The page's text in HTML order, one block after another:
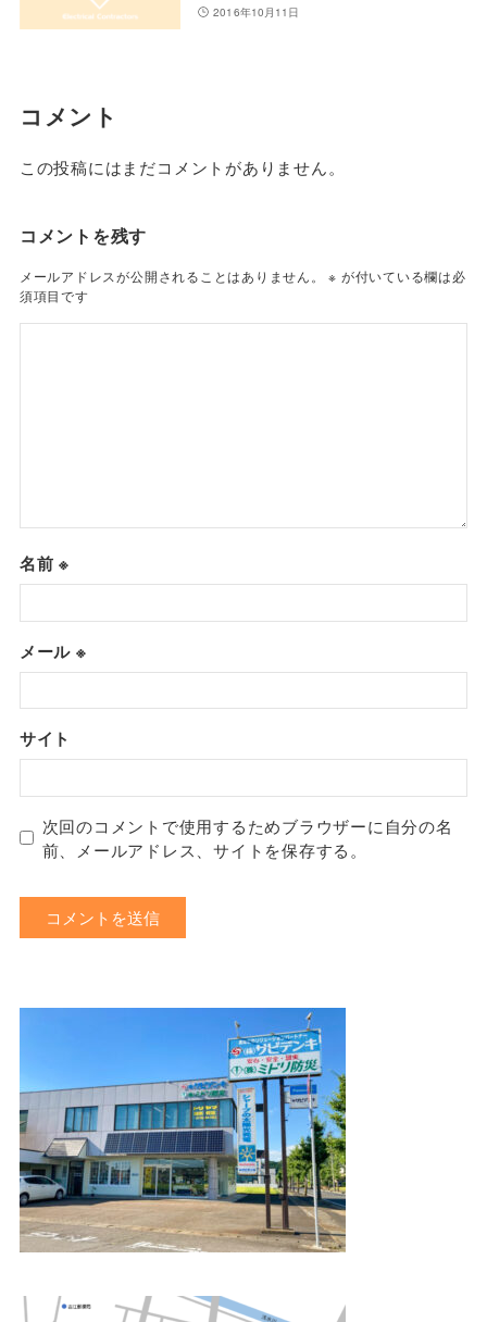
2016年10月11日
コメント
この投稿にはまだコメントがありません。
コメントを残す
メールアドレスが公開されることはありません。 ※ が付いている欄は必
須項目です
名前※
メール ※
サイト
次回のコメントで使用するためブラウザーに自分の名
前、メールアドレス、サイトを保存する。